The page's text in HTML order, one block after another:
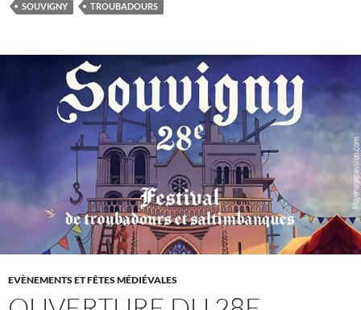
SOUVIGNY
TROUBADOURS
EVÈNEMENTS ET FÊTES MÉDIÉVALES